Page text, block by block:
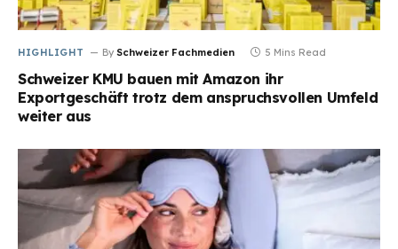
HIGHLIGHT By Schweizer Fachmedien 5 Mins Read
Schweizer KMU bauen mit Amazon ihr
Exportgeschäft trotz dem anspruchsvollen Umfeld
weiter aus